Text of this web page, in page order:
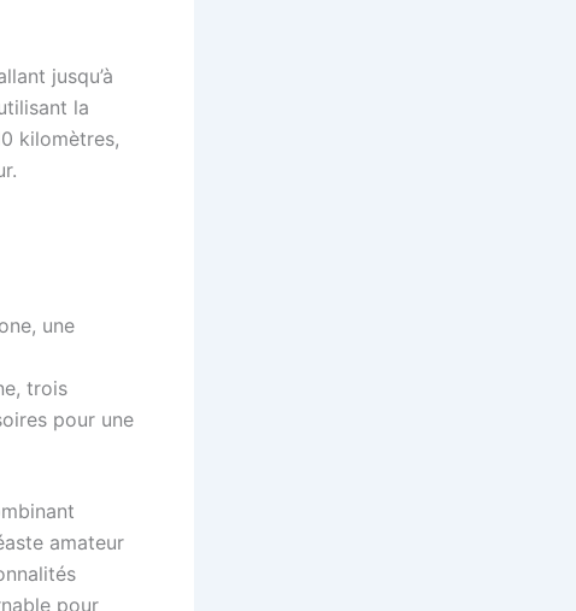
jusqu’à
la
kilomètres,
une
trois
pour une
amateur
pour